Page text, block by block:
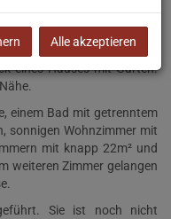
mit guter öffentlicher
eines Hauses mit Garten.
einem Bad mit getrenntem
sonnigen Wohnzimmer mit
mit knapp 22m² und
weiteren Zimmer gelangen
Sie ist noch nicht
Alle akzeptieren